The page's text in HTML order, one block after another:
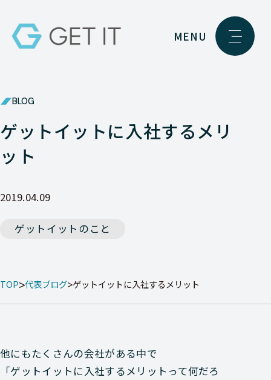
MENU
BLOG
ゲットイットに入社するメリ
ット
2019.04.09
ゲットイットのこと
TOP 代表ブログ ゲットイットに入社するメリット
他にもたくさんの会社がある中で
「ゲットイットに入社するメリットって何だろ